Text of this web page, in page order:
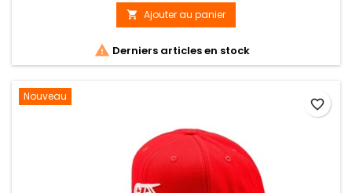
 Ajouter au panier
 Derniers articles en stock
Nouveau
favorite_border